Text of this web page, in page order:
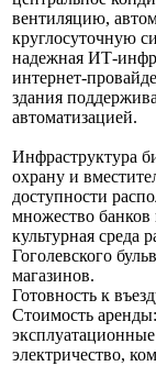
вентиляцию,
круглосуточную
надежная ИТ-
интернет-
здания
автоматизацией.
Инфраструктура
охрану и
доступности
множество банков
культурная среда
Гоголевского
магазинов.
Готовность к
Стоимость
электричество,